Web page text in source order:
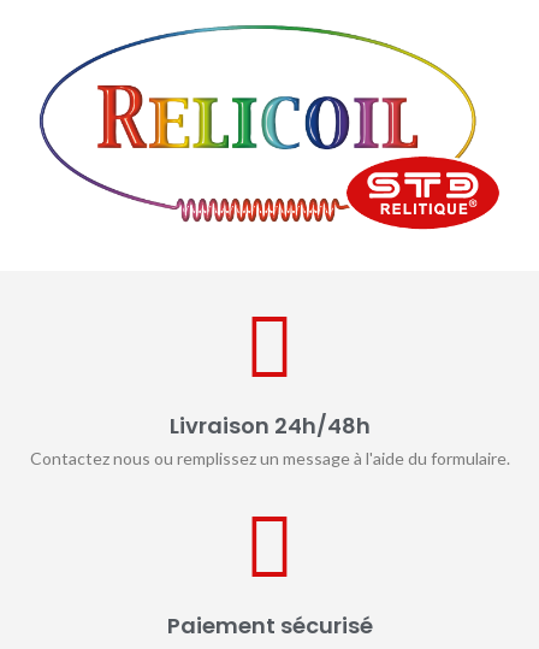
Livraison 24h/48h
Contactez nous ou remplissez un message à l'aide du formulaire.
Paiement sécurisé